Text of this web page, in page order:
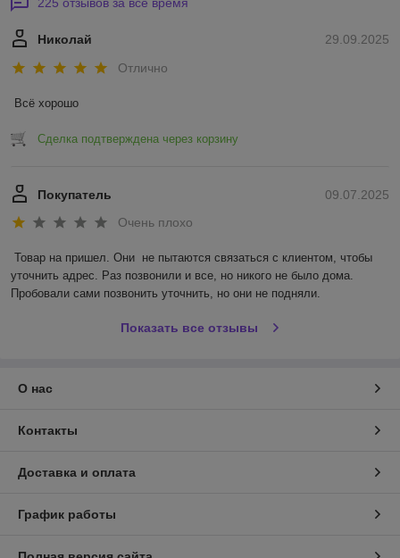
225 отзывов за всё время
29.09.2025
Николай
Отлично
Всё хорошо
Сделка подтверждена через корзину
09.07.2025
Покупатель
Очень плохо
Товар на пришел. Они  не пытаются связаться с клиентом, чтобы
уточнить адрес. Раз позвонили и все, но никого не было дома.
Пробовали сами позвонить уточнить, но они не подняли.
Показать все отзывы
О нас
Контакты
Доставка и оплата
График работы